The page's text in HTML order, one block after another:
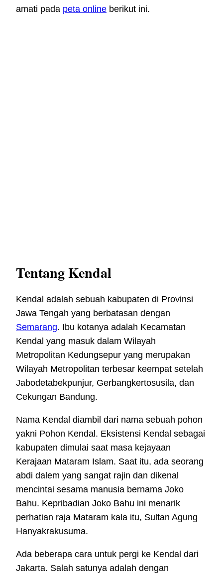
amati pada peta online berikut ini.
Tentang Kendal
Kendal adalah sebuah kabupaten di Provinsi
Jawa Tengah yang berbatasan dengan
Semarang. Ibu kotanya adalah Kecamatan
Kendal yang masuk dalam Wilayah
Metropolitan Kedungsepur yang merupakan
Wilayah Metropolitan terbesar keempat setelah
Jabodetabekpunjur, Gerbangkertosusila, dan
Cekungan Bandung.
Nama Kendal diambil dari nama sebuah pohon
yakni Pohon Kendal. Eksistensi Kendal sebagai
kabupaten dimulai saat masa kejayaan
Kerajaan Mataram Islam. Saat itu, ada seorang
abdi dalem yang sangat rajin dan dikenal
mencintai sesama manusia bernama Joko
Bahu. Kepribadian Joko Bahu ini menarik
perhatian raja Mataram kala itu, Sultan Agung
Hanyakrakusuma.
Ada beberapa cara untuk pergi ke Kendal dari
Jakarta. Salah satunya adalah dengan